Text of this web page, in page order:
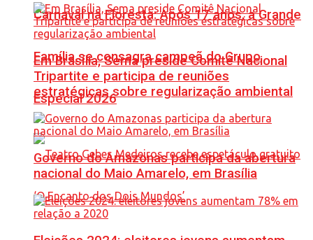
Carnaval na Floresta: Após 17 anos, a Grande
Família se consagra campeã do Grupo
Especial 2026
Em Brasília, Sema preside Comitê Nacional
Tripartite e participa de reuniões
estratégicas sobre regularização ambiental
Governo do Amazonas participa da abertura
nacional do Maio Amarelo, em Brasília